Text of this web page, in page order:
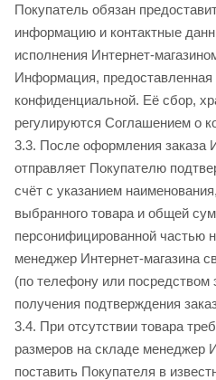
Покупатель обязан
информацию и контактные
исполнения Интернет-
Информация, предоставленная
конфиденциальной. Её сбор,
регулируются Соглашением о
3.3. После оформления заказа
отправляет Покупателю
счёт с указанием
выбранного товара и общей
персонифицированной частью
менеджер Интернет-магазина
(по телефону или посредством
получения подтверждения
3.4. При отсутствии товара
размеров на складе менеджер
поставить Покупателя в